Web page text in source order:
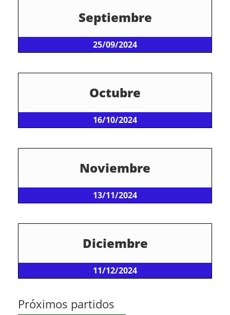
Septiembre
25/09/2024
Octubre
16/10/2024
Noviembre
13/11/2024
Diciembre
11/12/2024
Próximos partidos